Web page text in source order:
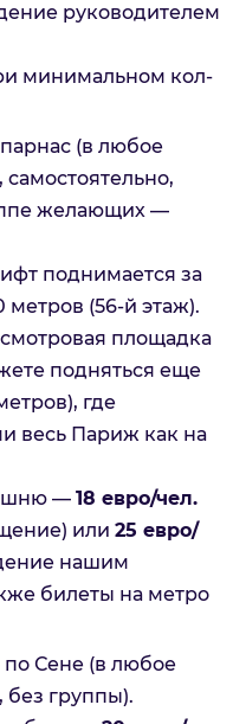
руководителем
минимальном кол-
(в любое
желающих —
поднимается за
метров (56-й этаж).
площадка
подняться еще
где
весь Париж как на
— 18 евро/чел.
или 25 евро/
нашим
билеты на метро
по Сене (в любое
без группы).